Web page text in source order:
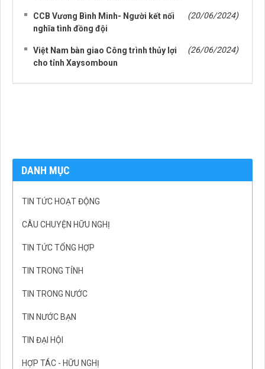
CCB Vương Bình Minh- Người kết nối
nghĩa tình đồng đội
(20/06/2024)
Việt Nam bàn giao Công trình thủy lợi
cho tỉnh Xaysomboun
(26/06/2024)
DANH MỤC
TIN TỨC HOẠT ĐỘNG
CÂU CHUYỆN HỮU NGHỊ
TIN TỨC TỔNG HỢP
TIN TRONG TỈNH
TIN TRONG NƯỚC
TIN NƯỚC BẠN
TIN ĐẠI HỘI
HỢP TÁC - HỮU NGHỊ